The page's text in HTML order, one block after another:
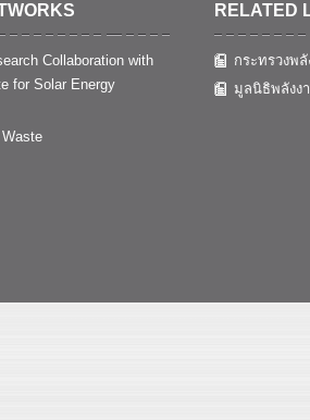
Collaboration with
for Solar Energy
RELATED
กระทรวงพลั
มูลนิธิพลังง